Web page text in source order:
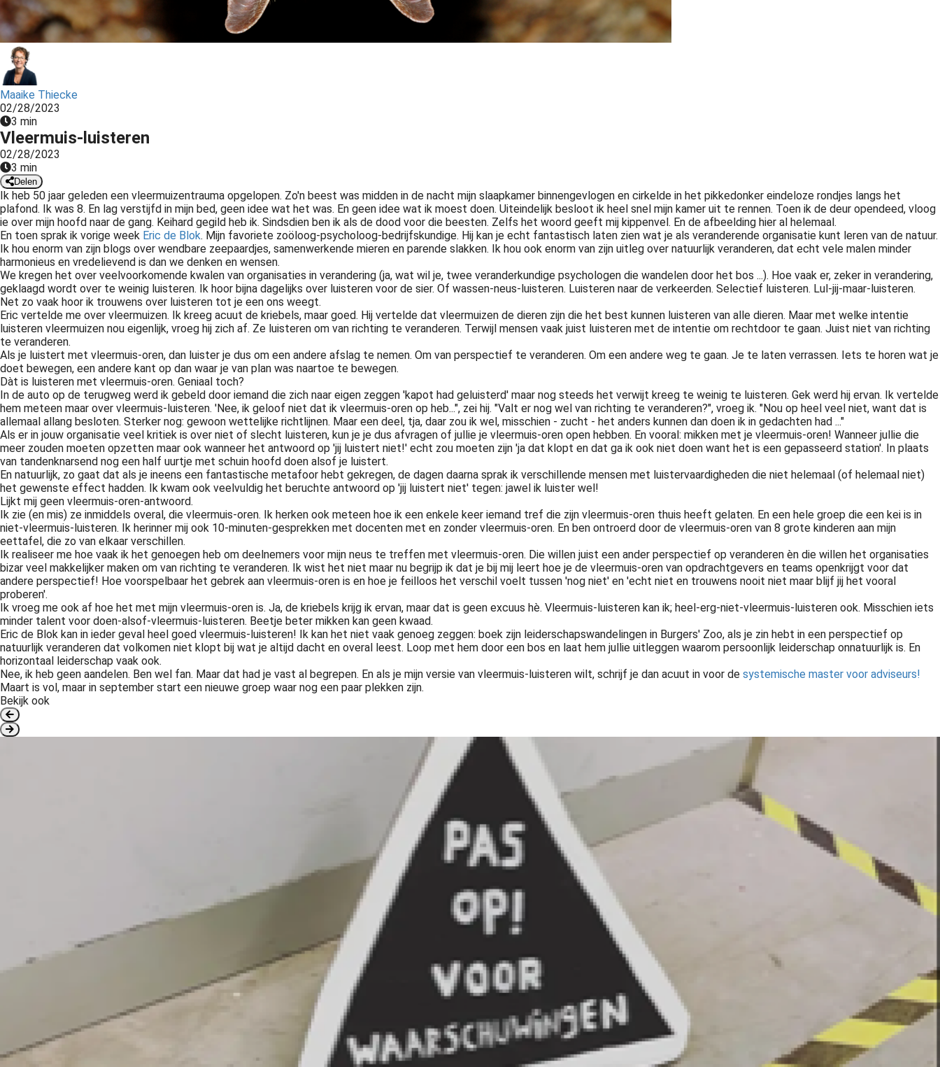
Maaike Thiecke
02/28/2023
3 min
Vleermuis-luisteren
02/28/2023
3 min
Delen
Ik heb 50 jaar geleden een vleermuizentrauma opgelopen. Zo'n beest was midden in de nacht mijn slaapkamer binnengevlogen en cirkelde in het pikkedonker eindeloze rondjes langs het
plafond. Ik was 8. En lag verstijfd in mijn bed, geen idee wat het was. En geen idee wat ik moest doen. Uiteindelijk besloot ik heel snel mijn kamer uit te rennen. Toen ik de deur opendeed, vloog
ie over mijn hoofd naar de gang. Keihard gegild heb ik. Sindsdien ben ik als de dood voor die beesten. Zelfs het woord geeft mij kippenvel. En de afbeelding hier al helemaal.
En toen sprak ik vorige week Eric de Blok. Mijn favoriete zoöloog-psycholoog-bedrijfskundige. Hij kan je echt fantastisch laten zien wat je als veranderende organisatie kunt leren van de natuur.
Ik hou enorm van zijn blogs over wendbare zeepaardjes, samenwerkende mieren en parende slakken. Ik hou ook enorm van zijn uitleg over natuurlijk veranderen, dat echt vele malen minder
harmonieus en vredelievend is dan we denken en wensen.
We kregen het over veelvoorkomende kwalen van organisaties in verandering (ja, wat wil je, twee veranderkundige psychologen die wandelen door het bos ...). Hoe vaak er, zeker in verandering,
geklaagd wordt over te weinig luisteren. Ik hoor bijna dagelijks over luisteren voor de sier. Of wassen-neus-luisteren. Luisteren naar de verkeerden. Selectief luisteren. Lul-jij-maar-luisteren.
Net zo vaak hoor ik trouwens over luisteren tot je een ons weegt.
Eric vertelde me over vleermuizen. Ik kreeg acuut de kriebels, maar goed. Hij vertelde dat vleermuizen de dieren zijn die het best kunnen luisteren van alle dieren. Maar met welke intentie
luisteren vleermuizen nou eigenlijk, vroeg hij zich af. Ze luisteren om van richting te veranderen. Terwijl mensen vaak juist luisteren met de intentie om rechtdoor te gaan. Juist niet van richting
te veranderen.
Als je luistert met vleermuis-oren, dan luister je dus om een andere afslag te nemen. Om van perspectief te veranderen. Om een andere weg te gaan. Je te laten verrassen. Iets te horen wat je
doet bewegen, een andere kant op dan waar je van plan was naartoe te bewegen.
Dàt is luisteren met vleermuis-oren. Geniaal toch?
In de auto op de terugweg werd ik gebeld door iemand die zich naar eigen zeggen 'kapot had geluisterd' maar nog steeds het verwijt kreeg te weinig te luisteren. Gek werd hij ervan. Ik vertelde
hem meteen maar over vleermuis-luisteren. 'Nee, ik geloof niet dat ik vleermuis-oren op heb...", zei hij. "Valt er nog wel van richting te veranderen?", vroeg ik. "Nou op heel veel niet, want dat is
allemaal allang besloten. Sterker nog: gewoon wettelijke richtlijnen. Maar een deel, tja, daar zou ik wel, misschien - zucht - het anders kunnen dan doen ik in gedachten had ..."
Als er in jouw organisatie veel kritiek is over niet of slecht luisteren, kun je je dus afvragen of jullie je vleermuis-oren open hebben. En vooral: mikken met je vleermuis-oren! Wanneer jullie die
meer zouden moeten opzetten maar ook wanneer het antwoord op 'jij luistert niet!' echt zou moeten zijn 'ja dat klopt en dat ga ik ook niet doen want het is een gepasseerd station'. In plaats
van tandenknarsend nog een half uurtje met schuin hoofd doen alsof je luistert.
En natuurlijk, zo gaat dat als je ineens een fantastische metafoor hebt gekregen, de dagen daarna sprak ik verschillende mensen met luistervaardigheden die niet helemaal (of helemaal niet)
het gewenste effect hadden. Ik kwam ook veelvuldig het beruchte antwoord op 'jij luistert niet' tegen: jawel ik luister wel!
Lijkt mij geen vleermuis-oren-antwoord.
Ik zie (en mis) ze inmiddels overal, die vleermuis-oren. Ik herken ook meteen hoe ik een enkele keer iemand tref die zijn vleermuis-oren thuis heeft gelaten. En een hele groep die een kei is in
niet-vleermuis-luisteren. Ik herinner mij ook 10-minuten-gesprekken met docenten met en zonder vleermuis-oren. En ben ontroerd door de vleermuis-oren van 8 grote kinderen aan mijn
eettafel, die zo van elkaar verschillen.
Ik realiseer me hoe vaak ik het genoegen heb om deelnemers voor mijn neus te treffen met vleermuis-oren. Die willen juist een ander perspectief op veranderen èn die willen het organisaties
bizar veel makkelijker maken om van richting te veranderen. Ik wist het niet maar nu begrijp ik dat je bij mij leert hoe je de vleermuis-oren van opdrachtgevers en teams openkrijgt voor dat
andere perspectief! Hoe voorspelbaar het gebrek aan vleermuis-oren is en hoe je feilloos het verschil voelt tussen 'nog niet' en 'echt niet en trouwens nooit niet maar blijf jij het vooral
proberen'.
Ik vroeg me ook af hoe het met mijn vleermuis-oren is. Ja, de kriebels krijg ik ervan, maar dat is geen excuus hè. Vleermuis-luisteren kan ik; heel-erg-niet-vleermuis-luisteren ook. Misschien iets
minder talent voor doen-alsof-vleermuis-luisteren. Beetje beter mikken kan geen kwaad.
Eric de Blok kan in ieder geval heel goed vleermuis-luisteren! Ik kan het niet vaak genoeg zeggen: boek zijn leiderschapswandelingen in Burgers' Zoo, als je zin hebt in een perspectief op
natuurlijk veranderen dat volkomen niet klopt bij wat je altijd dacht en overal leest. Loop met hem door een bos en laat hem jullie uitleggen waarom persoonlijk leiderschap onnatuurlijk is. En
horizontaal leiderschap vaak ook.
Nee, ik heb geen aandelen. Ben wel fan. Maar dat had je vast al begrepen. En als je mijn versie van vleermuis-luisteren wilt, schrijf je dan acuut in voor de systemische master voor adviseurs!
Maart is vol, maar in september start een nieuwe groep waar nog een paar plekken zijn.
Bekijk ook
opslaan